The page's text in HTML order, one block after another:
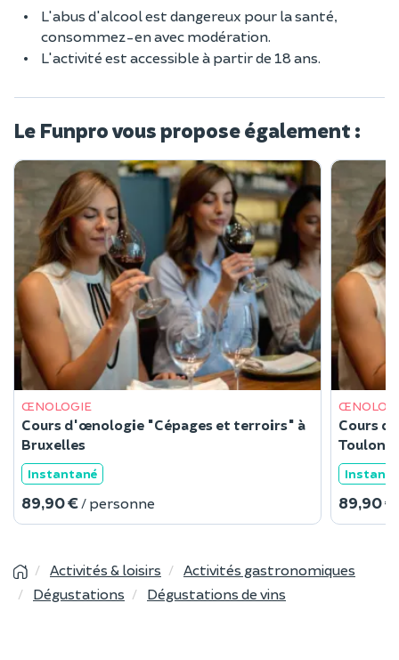
L'abus d'alcool est dangereux pour la santé,
consommez-en avec modération.
L'activité est accessible à partir de 18 ans.
Le Funpro vous propose également :
ŒNOLOGIE
Cours d'œnologie "Cépages et terroirs" à
Bruxelles
Instantané
89,90 € / personne
Cours
Toulon
89,90 €
Activités & loisirs
Activités gastronomiques
Dégustations
Dégustations de vins